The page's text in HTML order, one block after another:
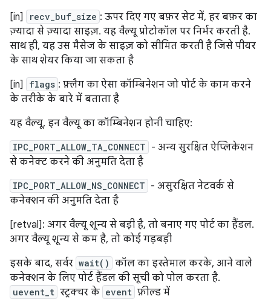
[in] recv_buf_size : ऊपर दिए गए बफ़र सेट में, हर बफ़र का
ज़्यादा से ज़्यादा साइज़. यह वैल्यू प्रोटोकॉल पर निर्भर करती है.
साथ ही, यह उस मैसेज के साइज़ को सीमित करती है जिसे पीयर
के साथ शेयर किया जा सकता है
[in]
flags : फ़्लैग का ऐसा कॉम्बिनेशन जो पोर्ट के काम करने
के तरीके के बारे में बताता है
यह वैल्यू, इन वैल्यू का कॉम्बिनेशन होनी चाहिए:
IPC_PORT_ALLOW_TA_CONNECT - अन्य सुरक्षित ऐप्लिकेशन
से कनेक्ट करने की अनुमति देता है
IPC_PORT_ALLOW_NS_CONNECT - असुरक्षित नेटवर्क से
कनेक्शन की अनुमति देता है
[retval]: अगर वैल्यू शून्य से बड़ी है, तो बनाए गए पोर्ट का हैंडल.
अगर वैल्यू शून्य से कम है, तो कोई गड़बड़ी
इसके बाद, सर्वर wait() कॉल का इस्तेमाल करके, आने वाले
कनेक्शन के लिए पोर्ट हैंडल की सूची को पोल करता है.
uevent_t स्ट्रक्चर के event फ़ील्ड में